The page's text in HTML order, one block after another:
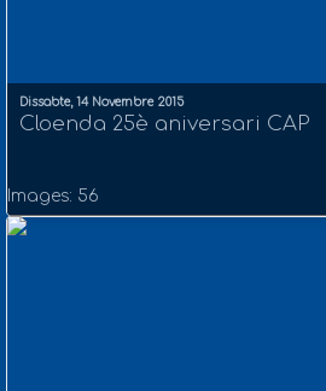
Dissabte, 14 Novembre 2015
Cloenda 25è aniversari CAP
Images: 56